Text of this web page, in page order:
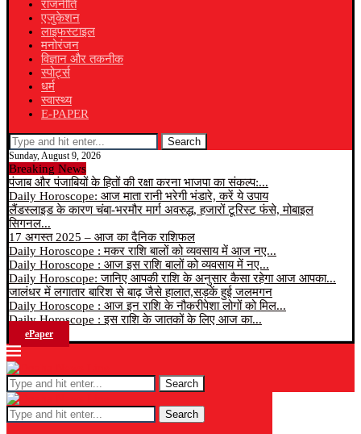
राजनीति
एजुकेशन
लाइफस्टाइल
मनोरंजन
विज्ञान और तकनीक
स्पोर्ट्स
धर्म
स्वास्थ्य
E-PAPER
Search
Sunday, August 9, 2026
Breaking News
पंजाब और पंजाबियों के हितों की रक्षा करना भाजपा का संकल्प:...
Daily Horoscope: आज माता रानी भरेगी भंडारे, करें ये उपाय
लैंडस्लाइड के कारण चंबा-भरमौर मार्ग अवरुद्ध, हजारों टूरिस्ट फंसे, मोबाइल
सिगनल...
17 अगस्त 2025 – आज का दैनिक राशिफल
Daily Horoscope : मकर राशि बालों को व्यवसाय में आज नए...
Daily Horoscope : आज इस राशि बालों को व्यवसाय में नए...
Daily Horoscope: जानिए आपकी राशि के अनुसार कैसा रहेगा आज आपका...
जालंधर में लगातार बारिश से बाढ़ जैसे हालात,सड़कें हुई जलमगन
Daily Horoscope : आज इन राशि के नौकरीपेशा लोगों को मिल...
Daily Horoscope : इस राशि के जातकों के लिए आज का...
ePaper
Search
Search